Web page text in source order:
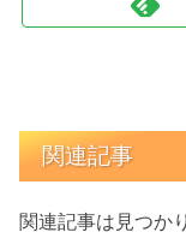
関連記事
関連記事は見つか